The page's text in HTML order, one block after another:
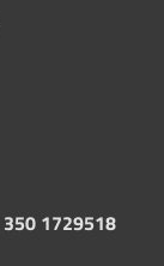
350 1729518